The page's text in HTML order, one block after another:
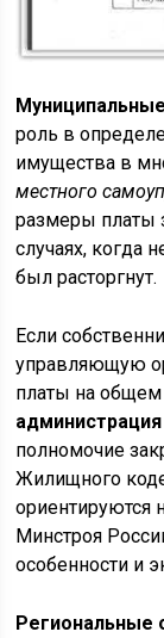
роль в
имущества в
местного
размеры платы
случаях, когда
был расторгнут.
Если
управляющую
платы на общем
полномочие
Жилищного
ориентируются
Минстроя
особенности и
Региональные